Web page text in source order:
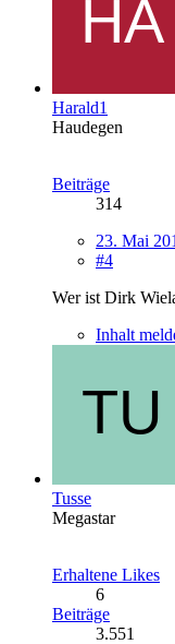
Harald1
Haudegen
Beiträge
314
23. Mai
#4
Wer ist Dirk
Inhalt
Tusse
Megastar
Erhaltene Likes
6
Beiträge
3.551